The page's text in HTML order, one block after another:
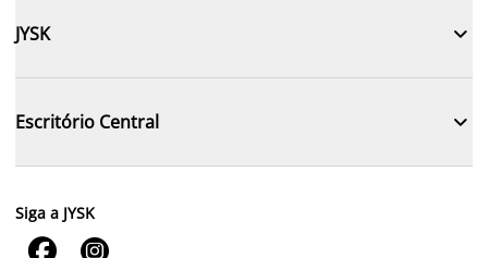
JYSK 
Escritório Central 
Siga a JYSK
 